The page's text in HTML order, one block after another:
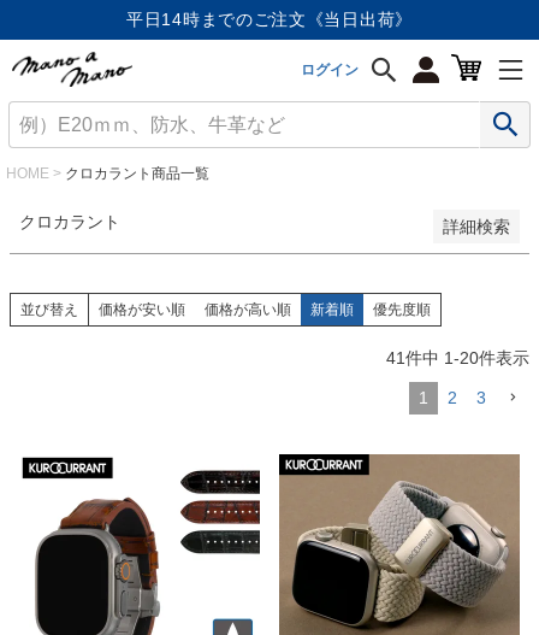
平日14時までのご注文《当日出荷》
ログイン
HOME クロカラント商品一覧
クロカラント 詳細検索
価格が安い順
価格が高い順
優先度順
キーワードヒット順
並び替え 価格が安い順 価格が高い順 新着順 優先度順
41件中 1-20件表示
1 2 3